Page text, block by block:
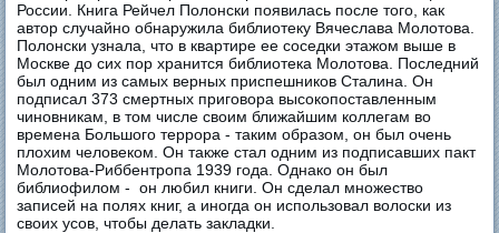
России. Книга Рейчел Полонски появилась после того, как
автор случайно обнаружила библиотеку Вячеслава Молотова.
Полонски узнала, что в квартире ее соседки этажом выше в
Москве до сих пор хранится библиотека Молотова. Последний
был одним из самых верных приспешников Сталина. Он
подписал 373 смертных приговора высокопоставленным
чиновникам, в том числе своим ближайшим коллегам во
времена Большого террора - таким образом, он был очень
плохим человеком. Он также стал одним из подписавших пакт
Молотова-Риббентропа 1939 года. Однако он был
библиофилом - он любил книги. Он сделал множество
записей на полях книг, а иногда он использовал волоски из
своих усов, чтобы делать закладки.